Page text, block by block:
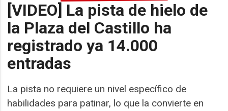
[VIDEO] La pista de hielo de
la Plaza del Castillo ha
registrado ya 14.000
entradas
La pista no requiere un nivel específico de
habilidades para patinar, lo que la convierte en